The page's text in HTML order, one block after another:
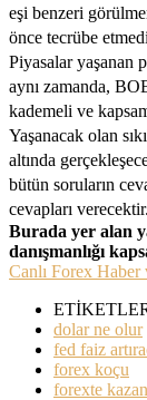
eşi benzeri
önce tecrübe
Piyasalar yaşanan
aynı zamanda,
kademeli ve
Yaşanacak olan
altında
bütün soruların
cevapları verecektir.
Burada yer alan
danışmanlığı
Canlı Forex Haber
dolar ne olur
fed faiz
forex koçu
forexte